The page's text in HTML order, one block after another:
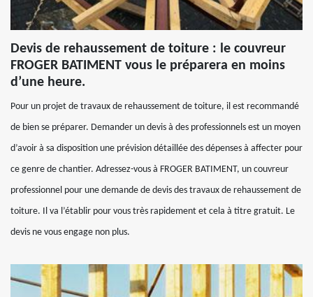
Devis de rehaussement de toiture : le couvreur
FROGER BATIMENT vous le préparera en moins
d’une heure.
Pour un projet de travaux de rehaussement de toiture, il est recommandé
de bien se préparer. Demander un devis à des professionnels est un moyen
d’avoir à sa disposition une prévision détaillée des dépenses à affecter pour
ce genre de chantier. Adressez-vous à FROGER BATIMENT, un couvreur
professionnel pour une demande de devis des travaux de rehaussement de
toiture. Il va l’établir pour vous très rapidement et cela à titre gratuit. Le
devis ne vous engage non plus.